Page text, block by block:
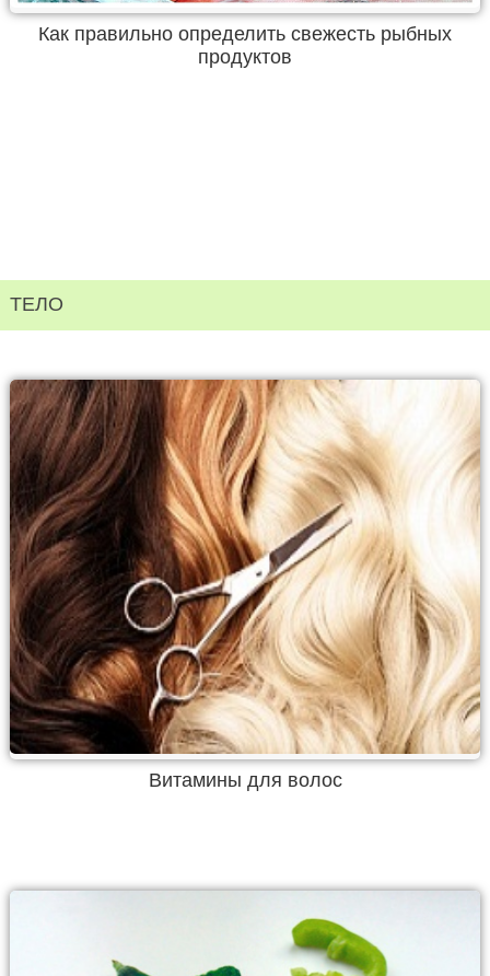
Как правильно определить свежесть рыбных
продуктов
ТЕЛО
Витамины для волос